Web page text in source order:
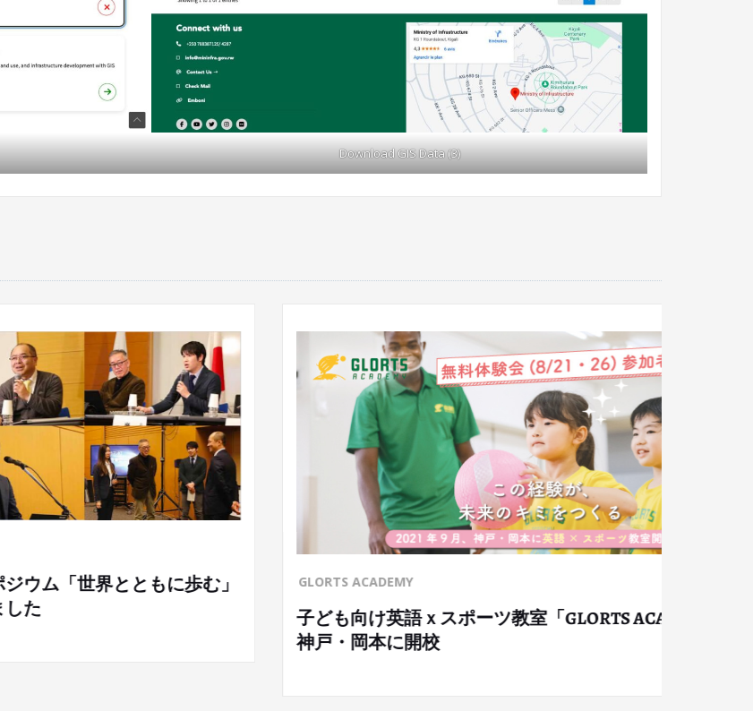
Download GIS Data (3)
ACADEMY
向け英語ｘスポーツ教室「GLORTS ACADEMY」を
【終了しました】オンライン国